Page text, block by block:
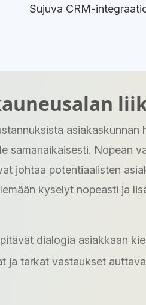
Sujuva CRM-
Nopean
johtaa potentiaalisten
kyselyt nopeasti ja
dialogia asiakkaan
tarkat vastaukset